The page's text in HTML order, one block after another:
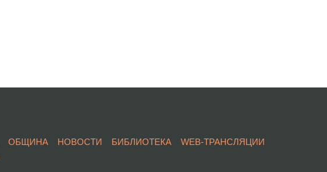
ОБЩИНА НОВОСТИ БИБЛИОТЕКА
WEB-ТРАНСЛЯЦИИ